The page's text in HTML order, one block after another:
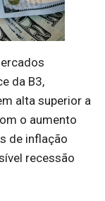
da B3,
alta superior a
o aumento
de inflação
recessão